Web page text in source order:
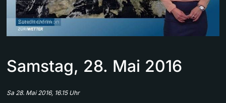
Samstag, 28. Mai 2016
Sa 28. Mai 2016, 16.15 Uhr